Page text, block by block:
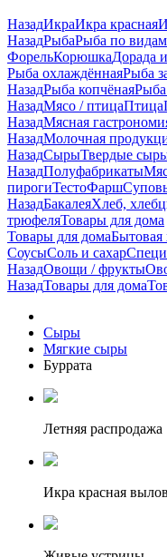
НазадИкраИкра красная
НазадРыбаРыба по видам
ФорельКорюшкаДорада
Рыба охлаждённаяРыба
НазадРыба копчёнаяРыба
НазадМясо / птицаПтица
НазадМясная
НазадМолочная
НазадСырыТвердые
НазадПолуфабрикаты
пирогиТестоФарш
НазадБакалеяХлеб,
трюфеляТовары для дома
Товары для домаБытовая
СоусыСоль и сахар
НазадОвощи / фрукты
НазадТовары для дома
Сыры
Мягкие сыры
Буррата
Летняя распродажа
Икра красная